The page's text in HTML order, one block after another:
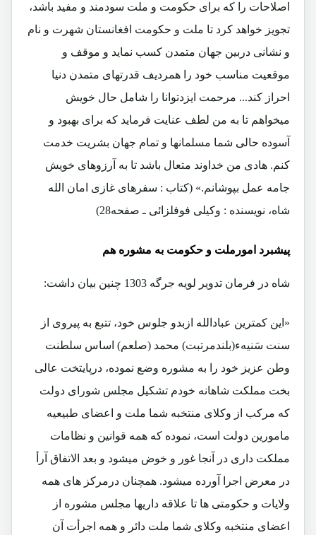
اصلاحات را که برای حکومت و ملت سودمند و مفید باشد،
تجویز خواهد کرد تا ملت و حکومت افغانستان شهرت و نام
و نشانی دربین جهان متمدن کسب نماید و موقف و
موقعیت مناسب خود را همردیف قدرتهای متمدن دنیا
احراز کند... مرحمت ایزدتوانا را شامل حال خویش
میخواهم تا به من لطف عنایت فرماید که برای بهبود و
آسوده حالی شما مسلمانها و تمام جهان بشریت خدمت
کنم. هادی من خداوند متعال باشد تا به آرزوهای خویش
جامه عمل بپوشانم.» (کتاب : سفرهای غازی امان الله
شاه، نویسنده : وکیلی فوفلزائی ـ صفحه28)
پیشبرد امورملت و حکومت به مشوره هم
شاه در فرمان تدویر لویه جرگه 1303 چنین بیان داشت:
«این کمترین عبادالله ازبدو جلوس خود، تتبع به پیروی از
سنت سَنیهء(بلندمرتبت) محمد (صلعم) اساس سلطنت
وطن عزیز خود را به مشوره وضع نموده، درپایتخت عالی
بخت مملکت شاهانه خودم تشکیل مجلس شورای دولت
که مرکب از وکلای منتخبه شما ملت و اعضای طبیعیه
مامورین دولت است، نموده که همه قوانین و نظامات
مملکت داری در آنجا غور و خوض میشود و بعد الاتفاق آرأ
در معرض اجرا آورده میشود. همچنان درمرکز های همه
ولایات و حکومتی ها تا علاقه داریها مجلس مشوره از
اعضای منتخبه وکلای شما ملت دائر و همه اجرأت آن